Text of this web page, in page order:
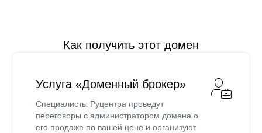
Как получить этот домен
Услуга «Доменный брокер»
Специалисты Руцентра проведут
переговоры с администратором домена о
его продаже по вашей цене и организуют